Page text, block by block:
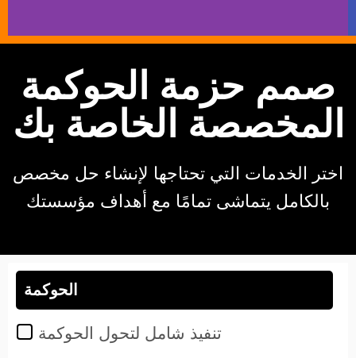
صمم حزمة الحوكمة
المخصصة الخاصة بك
اختر الخدمات التي تحتاجها لإنشاء حل مخصص
بالكامل يتماشى تمامًا مع أهداف مؤسستك
الحوكمة
تنفيذ شامل لتحول الحوكمة